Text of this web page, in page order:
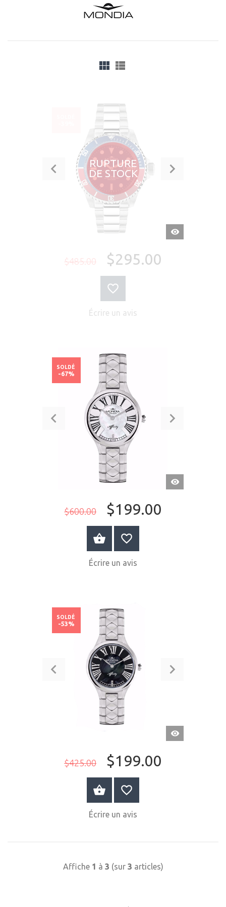
RUPTURE
DE STOCK
APERÇU
RAPIDE
$485.00 $295.00
Écrire un avis
APERÇU
RAPIDE
$600.00 $199.00
SOLDÉ
-67%
ACHETER MAINTENANT
Écrire un avis
APERÇU
RAPIDE
$425.00 $199.00
SOLDÉ
-53%
ACHETER MAINTENANT
Écrire un avis
Affiche 1 à 3 (sur 3 articles)